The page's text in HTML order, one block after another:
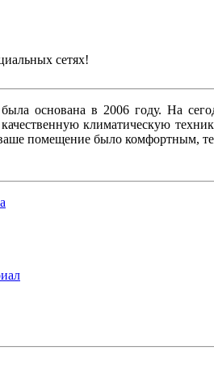
сетях!
основана в 2006 году. На
климатическую
помещение было комфортным,